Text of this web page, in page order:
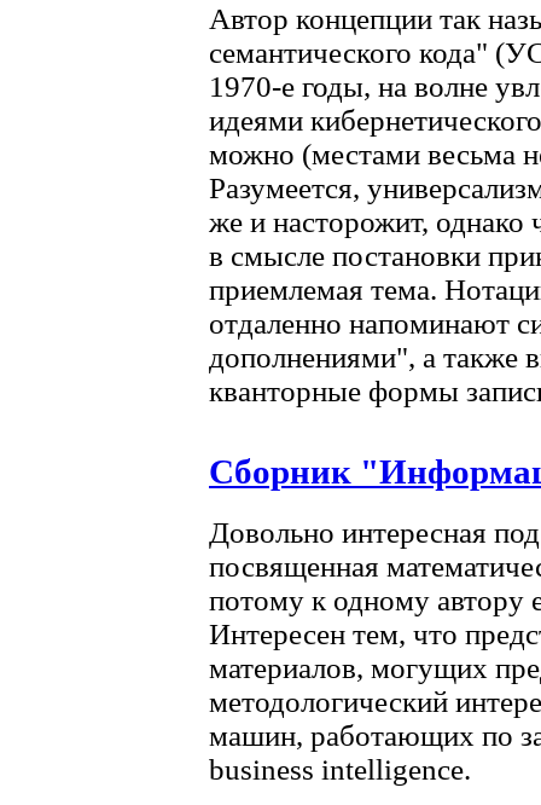
Автор концепции так
семантического кода"
1970-е годы, на волне
идеями
можно (местами весьма
Разумеется,
же и насторожит, однако
в смысле постановки
приемлемая тема.
отдаленно напоминают
дополнениями", а также
кванторные формы
Сборник
Довольно интересная
посвященная
потому к одному автору
Интересен тем, что
материалов, могущих
методологический
машин, работающих по
business intelligence.